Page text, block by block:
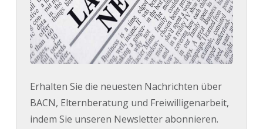
Erhalten Sie die neuesten Nachrichten über
BACN, Elternberatung und Freiwilligenarbeit,
indem Sie unseren Newsletter abonnieren.